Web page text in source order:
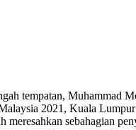
tempatan, Muhammad
2021, Kuala
meresahkan sebahagian